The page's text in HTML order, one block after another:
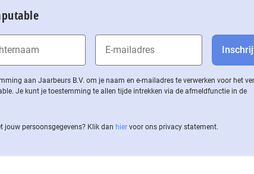
aan Jaarbeurs B.V. om je naam en e-mailadres te verwerken voor het
Je kunt je toestemming te allen tijde intrekken via de af­meld­func­tie in de
jouw per­soons­ge­ge­vens? Klik dan hier voor ons privacy statement.